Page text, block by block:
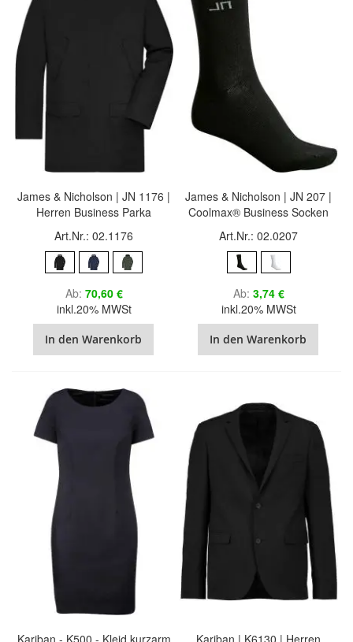
James & Nicholson | JN 1176 |
Herren Business Parka
Art.Nr.: 02.1176
Ab 70,60 €
inkl.20% MWSt
In den Warenkorb
James & Nicholson | JN 207 |
Coolmax® Business Socken
Art.Nr.: 02.0207
Ab 3,74 €
inkl.20% MWSt
In den Warenkorb
Kariban - K500 - Kleid kurzarm Kariban | K6130 | Herren